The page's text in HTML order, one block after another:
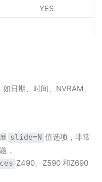
YES
日期、时间、NVRAM、
slide=N 值选项，非常
，
Z490、Z590 和Z690